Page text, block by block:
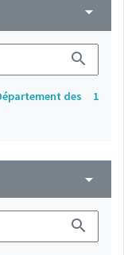
arrow_drop_down
search
des
1
arrow_drop_down
search